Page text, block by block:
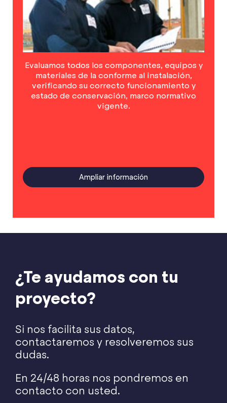
Evaluamos todos los componentes, equipos y
materiales de la conforme al instalación,
verificando su correcto funcionamiento y
estado de conservación, marco normativo
vigente.
Ampliar información
¿Te ayudamos con tu
proyecto?
Si nos facilita sus datos,
contactaremos y resolveremos sus
dudas.
En 24/48 horas nos pondremos en
contacto con usted.